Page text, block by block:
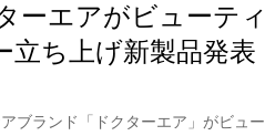
ーエアがビューティ
立ち上げ新製品発表
ブランド「ドクターエア」がビュー